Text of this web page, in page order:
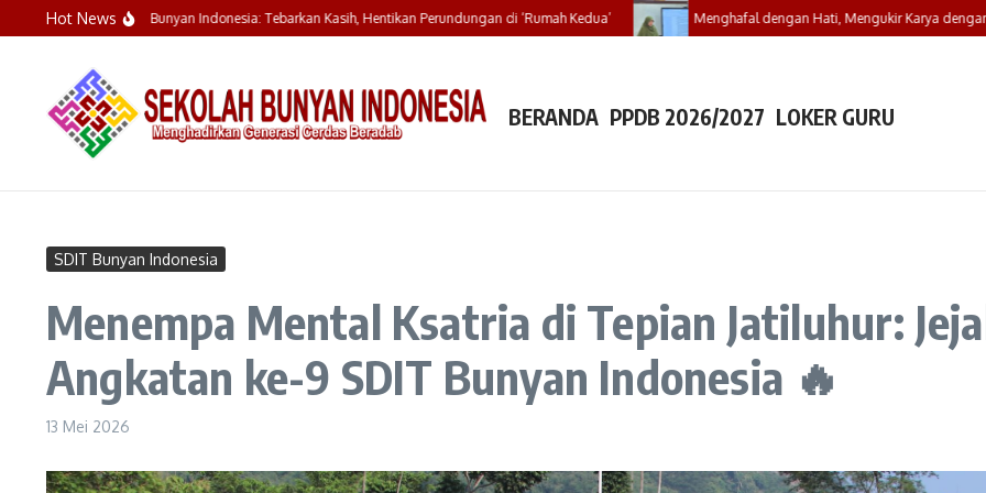
Lewati ke konten
Hot News
SDIT Bunyan Indonesia: Tebarkan Kasih, Hentikan Perundungan di ‘Rumah Kedua’ Menghafal dengan Hati, Mengukir Karya dengan Bukti:
BERANDA PPDB 2026/2027 LOKER GURU
SDIT Bunyan Indonesia
Menempa Mental Ksatria di Tepian Jatiluhur:
Angkatan ke-9 SDIT Bunyan Indonesia 🔥
13 Mei 2026